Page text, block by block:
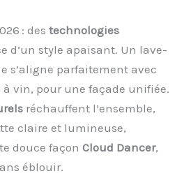
: destechnologies
d’un style apaisant. Un lave-
s’aligne parfaitement avec
à vin, pour une façade unifiée.
réchauffent l’ensemble,
claire et lumineuse,
douce façonCloud Dancer,
éblouir.